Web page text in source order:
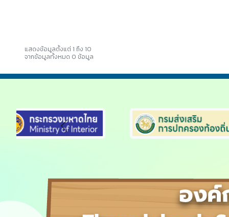
แสดงข้อมูลตั้งแต่ 1 ถึง 10
จากข้อมูลทั้งหมด 0 ข้อมูล
Previous